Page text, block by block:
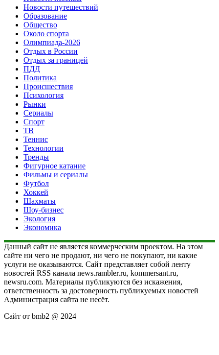
Новости путешествий
Образование
Общество
Около спорта
Олимпиада-2026
Отдых в России
Отдых за границей
ПДД
Политика
Происшествия
Психология
Рынки
Сериалы
Спорт
ТВ
Теннис
Технологии
Тренды
Фигурное катание
Фильмы и сериалы
Футбол
Хоккей
Шахматы
Шоу-бизнес
Экология
Экономика
Данный сайт не является коммерческим проектом. На этом
сайте ни чего не продают, ни чего не покупают, ни какие
услуги не оказываются. Сайт представляет собой ленту
новостей RSS канала news.rambler.ru, kommersant.ru,
newsru.com. Материалы публикуются без искажения,
ответственность за достоверность публикуемых новостей
Администрация сайта не несёт.
Сайт от bmb2 @ 2024